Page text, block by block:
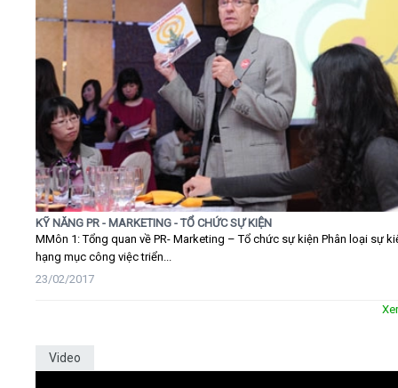
KỸ NĂNG PR - MARKETING - TỔ CHỨC SỰ KIỆN
MMôn 1: Tổng quan về PR- Marketing – Tổ chức sự kiện Phân loại sự
hạng mục công việc triển...
23/02/2017
Video